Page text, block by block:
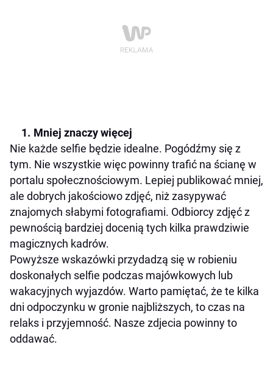
Mniej znaczy więcej
Nie każde selfie będzie idealne. Pogódźmy się z
tym. Nie wszystkie więc powinny trafić na ścianę w
portalu społecznościowym. Lepiej publikować mniej,
ale dobrych jakościowo zdjęć, niż zasypywać
znajomych słabymi fotografiami. Odbiorcy zdjęć z
pewnością bardziej docenią tych kilka prawdziwie
magicznych kadrów.
Powyższe wskazówki przydadzą się w robieniu
doskonałych selfie podczas majówkowych lub
wakacyjnych wyjazdów. Warto pamiętać, że te kilka
dni odpoczynku w gronie najbliższych, to czas na
relaks i przyjemność. Nasze zdjecia powinny to
oddawać.